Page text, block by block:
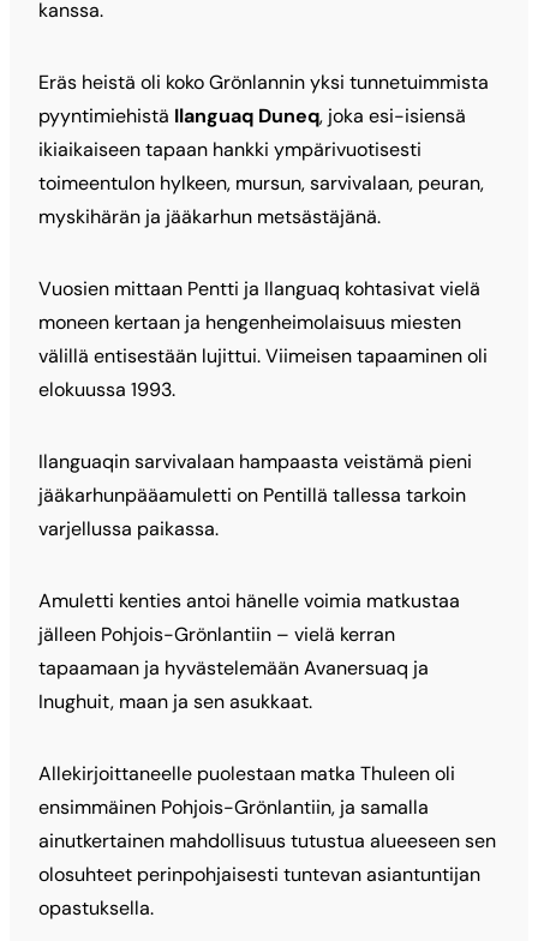
kanssa.
Eräs heistä oli koko Grönlannin yksi tunnetuimmista
pyyntimiehistä Ilanguaq Duneq, joka esi-isiensä
ikiaikaiseen tapaan hankki ympärivuotisesti
toimeentulon hylkeen, mursun, sarvivalaan, peuran,
myskihärän ja jääkarhun metsästäjänä.
Vuosien mittaan Pentti ja Ilanguaq kohtasivat vielä
moneen kertaan ja hengenheimolaisuus miesten
välillä entisestään lujittui. Viimeisen tapaaminen oli
elokuussa 1993.
Ilanguaqin sarvivalaan hampaasta veistämä pieni
jääkarhunpääamuletti on Pentillä tallessa tarkoin
varjellussa paikassa.
Amuletti kenties antoi hänelle voimia matkustaa
jälleen Pohjois-Grönlantiin – vielä kerran
tapaamaan ja hyvästelemään Avanersuaq ja
Inughuit, maan ja sen asukkaat.
Allekirjoittaneelle puolestaan matka Thuleen oli
ensimmäinen Pohjois-Grönlantiin, ja samalla
ainutkertainen mahdollisuus tutustua alueeseen sen
olosuhteet perinpohjaisesti tuntevan asiantuntijan
opastuksella.